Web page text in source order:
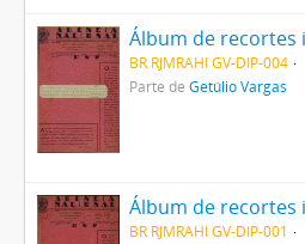
BR RJMRAHI GV-DIP-004
Parte deGetúlio Vargas
BR RJMRAHI GV-DIP-001